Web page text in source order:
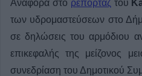
Αναφορά στο ρεπορτάζτου
των υδρομαστεύσεων στο
σε δηλώσεις του αρμόδιου
επικεφαλής της μείζονος
συνεδρίαση του Δημοτικού